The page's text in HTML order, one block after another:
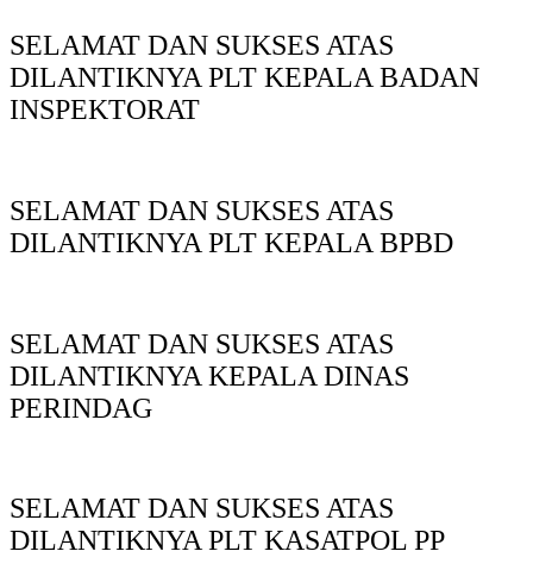
SELAMAT DAN SUKSES ATAS
DILANTIKNYA PLT KEPALA BADAN
INSPEKTORAT
SELAMAT DAN SUKSES ATAS
DILANTIKNYA PLT KEPALA BPBD
SELAMAT DAN SUKSES ATAS
DILANTIKNYA KEPALA DINAS
PERINDAG
SELAMAT DAN SUKSES ATAS
DILANTIKNYA PLT KASATPOL PP